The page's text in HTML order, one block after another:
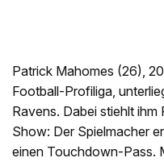
Patrick Mahomes (26),
Football-Profiliga,
Ravens. Dabei stiehlt
Show: Der Spielmacher
einen Touchdown-Pass.